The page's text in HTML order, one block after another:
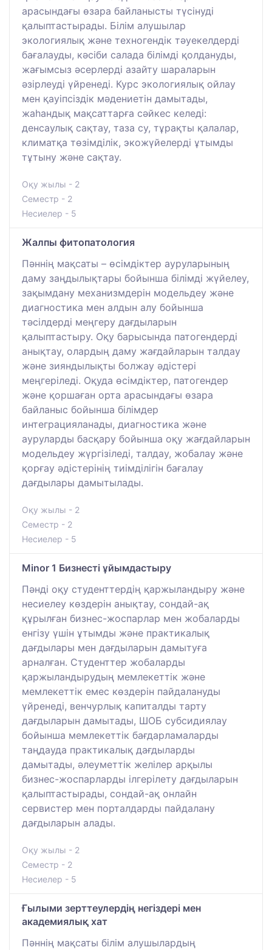
арасындағы өзара байланысты түсінуді
қалыптастырады. Білім алушылар
экологиялық және техногендік тәуекелдерді
бағалауды, кәсіби салада білімді қолдануды,
жағымсыз әсерлерді азайту шараларын
әзірлеуді үйренеді. Курс экологиялық ойлау
мен қауіпсіздік мәдениетін дамытады,
жаһандық мақсаттарға сәйкес келеді:
денсаулық сақтау, таза су, тұрақты қалалар,
климатқа төзімділік, экожүйелерді ұтымды
тұтыну және сақтау.
Оқу жылы - 2
Семестр - 2
Несиелер - 5
Жалпы фитопатология
Пәннің мақсаты – өсімдіктер ауруларының
даму заңдылықтары бойынша білімді жүйелеу,
зақымдану механизмдерін модельдеу және
диагностика мен алдын алу бойынша
тәсілдерді меңгеру дағдыларын
қалыптастыру. Оқу барысында патогендерді
анықтау, олардың даму жағдайларын талдау
және зияндылықты болжау әдістері
меңгеріледі. Оқуда өсімдіктер, патогендер
және қоршаған орта арасындағы өзара
байланыс бойынша білімдер
интеграцияланады, диагностика және
ауруларды басқару бойынша оқу жағдайларын
модельдеу жүргізіледі, талдау, жобалау және
қорғау әдістерінің тиімділігін бағалау
дағдылары дамытылады.
Оқу жылы - 2
Семестр - 2
Несиелер - 5
Minor 1 Бизнесті ұйымдастыру
Пәнді оқу студенттердің қаржыландыру және
несиелеу көздерін анықтау, сондай-ақ
құрылған бизнес-жоспарлар мен жобаларды
енгізу үшін ұтымды және практикалық
дағдылары мен дағдыларын дамытуға
арналған. Студенттер жобаларды
қаржыландырудың мемлекеттік және
мемлекеттік емес көздерін пайдалануды
үйренеді, венчурлық капиталды тарту
дағдыларын дамытады, ШОБ субсидиялау
бойынша мемлекеттік бағдарламаларды
таңдауда практикалық дағдыларды
дамытады, әлеуметтік желілер арқылы
бизнес-жоспарларды ілгерілету дағдыларын
қалыптастырады, сондай-ақ онлайн
сервистер мен порталдарды пайдалану
дағдыларын алады.
Оқу жылы - 2
Семестр - 2
Несиелер - 5
Ғылыми зерттеулердің негіздері мен
академиялық хат
Пәннің мақсаты білім алушылардың